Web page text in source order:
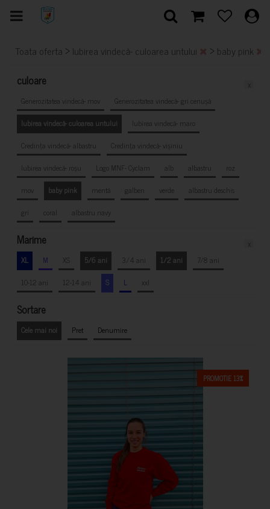
Toata oferta > Iubirea vindecă- culoarea untului > baby pink
culoare
Generozitatea vindecă- mov
Generozitatea vindecă- gri cenușă
Iubirea vindecă- culoarea untului
Iubirea vindecă- maro
Credința vindecă- albastru
Credința vindecă- vișiniu
Iubirea vindecă- roșu
Logo MNF- Cyclam alb albastru
roz
mov
baby pink mentă galben verde
albastru deschis
gri
coral albastru navy
Marime
XL M XS 5/6 ani 3/4 ani 1/2 ani
7/8 ani
10-12 ani
12-14 ani S L xxl
Sortare
Cele mai noi Pret Denumire
PROMOTIE 13%